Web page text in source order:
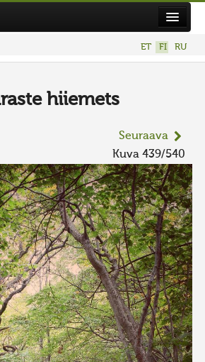
ET FI RU
hiiemets
Seuraava
Kuva 439/540